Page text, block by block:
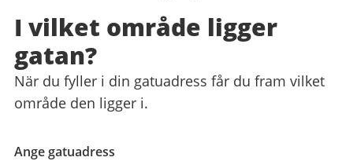
här:
I vilket område ligger
gatan?
När du fyller i din gatuadress får du fram vilket
område den ligger i.
Ange gatuadress